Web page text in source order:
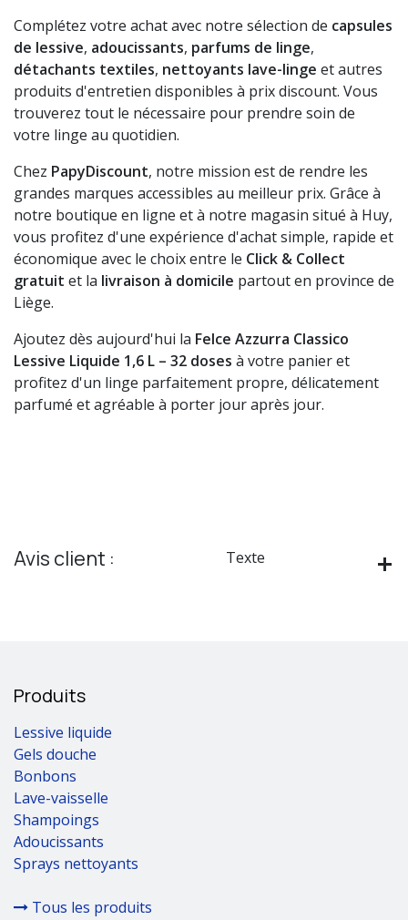
Complétez votre achat avec notre sélection de capsules
de lessive, adoucissants, parfums de linge,
détachants textiles, nettoyants lave-linge et autres
produits d'entretien disponibles à prix discount. Vous
trouverez tout le nécessaire pour prendre soin de
votre linge au quotidien.
Chez PapyDiscount, notre mission est de rendre les
grandes marques accessibles au meilleur prix. Grâce à
notre boutique en ligne et à notre magasin situé à Huy,
vous profitez d'une expérience d'achat simple, rapide et
économique avec le choix entre le Click & Collect
gratuit et la livraison à domicile partout en province de
Liège.
Ajoutez dès aujourd'hui la Felce Azzurra Classico
Lessive Liquide 1,6 L – 32 doses à votre panier et
profitez d'un linge parfaitement propre, délicatement
parfumé et agréable à porter jour après jour.
Avis client : Texte
Produits
Lessive liquide
Gels douche
Bonbons
Lave-vaisselle
Shampoings
Adoucissants
Sprays nettoyants
Tous les produits